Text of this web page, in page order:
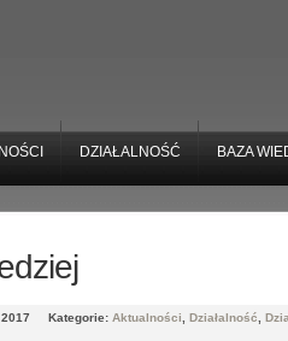
DZIAŁALNOŚĆ BAZA
Kategorie: Aktualności, Działalność,